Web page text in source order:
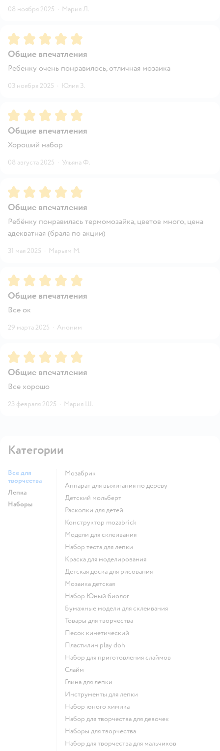
08 ноября 2025 · Мария Л.
Рейтинг:5
Общие впечатления
Ребенку очень понравилось, отличная мозаика
03 ноября 2025 · Юлия З.
Рейтинг:5
Общие впечатления
Хороший набор
08 августа 2025 · Ульяна Ф.
Рейтинг:5
Общие впечатления
Ребёнку понравилась термомозайка, цветов много, цена
адекватная (брала по акции)
31 мая 2025 · Марьям М.
Рейтинг:5
Общие впечатления
Все ок
29 марта 2025 · Аноним
Рейтинг:5
Общие впечатления
Все хорошо
23 февраля 2025 · Мария Ш.
Категории
Все для
творчества
Лепка
Наборы
Мозабрик
Аппарат для выжигания по дереву
Детский мольберт
Раскопки для детей
Конструктор mozabrick
Модели для склеивания
Набор теста для лепки
Краска для моделирования
Детская доска для рисования
Мозаика детская
набор Юный биолог
Бумажные модели для склеивания
Товары для творчества
Песок кинетический
Пластилин play doh
Набор для приготовления слаймов
Слайм
Глина для лепки
Инструменты для лепки
Набор юного химика
Набор для творчества для девочек
Наборы для творчества
Набор для творчества для мальчиков